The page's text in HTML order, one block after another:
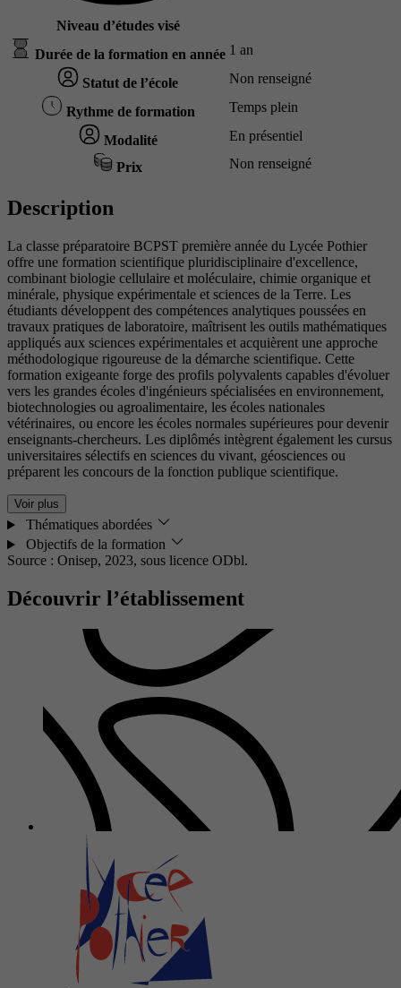
Niveau d’études visé
Durée de la formation en année 1 an
Statut de l’école Non renseigné
Rythme de formation Temps plein
Modalité En présentiel
Prix Non renseigné
Description
La classe préparatoire BCPST première année du Lycée Pothier
offre une formation scientifique pluridisciplinaire d'excellence,
combinant biologie cellulaire et moléculaire, chimie organique et
minérale, physique expérimentale et sciences de la Terre. Les
étudiants développent des compétences analytiques poussées en
travaux pratiques de laboratoire, maîtrisent les outils mathématiques
appliqués aux sciences expérimentales et acquièrent une approche
méthodologique rigoureuse de la démarche scientifique. Cette
formation exigeante forge des profils polyvalents capables d'évoluer
vers les grandes écoles d'ingénieurs spécialisées en environnement,
biotechnologies ou agroalimentaire, les écoles nationales
vétérinaires, ou encore les écoles normales supérieures pour devenir
enseignants-chercheurs. Les diplômés intègrent également les cursus
universitaires sélectifs en sciences du vivant, géosciences ou
préparent les concours de la fonction publique scientifique.
Voir plus
Thématiques abordées
Objectifs de la formation
Source : Onisep, 2023, sous licence ODbl.
Découvrir l’établissement